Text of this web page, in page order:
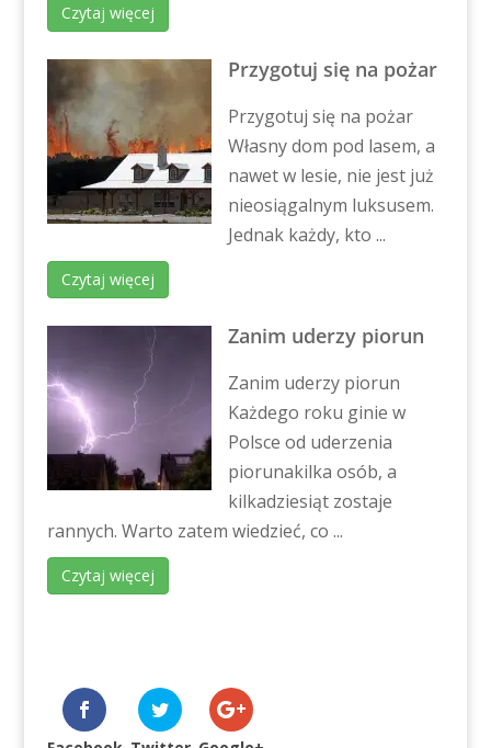
Czytaj więcej
Przygotuj się na pożar
Przygotuj się na pożar
Własny dom pod lasem, a
nawet w lesie, nie jest już
nieosiągalnym luksusem.
Jednak każdy, kto ...
Czytaj więcej
Zanim uderzy piorun
Zanim uderzy piorun
Każdego roku ginie w
Polsce od uderzenia
piorunakilka osób, a
kilkadziesiąt zostaje
rannych. Warto zatem wiedzieć, co ...
Czytaj więcej